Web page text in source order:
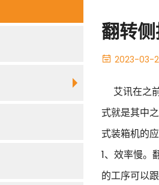
翻转
2023-03-
艾讯在之
式就是其中
式装箱机的
1、效率慢。
的工序可以